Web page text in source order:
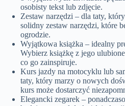
osobisty tekst lub zdjęcie.
Zestaw narzędzi – dla taty,
solidny zestaw narzędzi, które
ogrodzie.
Wyjątkowa książka – idealny
Wybierz książkę z jego
co go zainspiruje.
Kurs jazdy na motocyklu lub
taty, który marzy o nowych
kurs może dostarczyć
Elegancki zegarek –